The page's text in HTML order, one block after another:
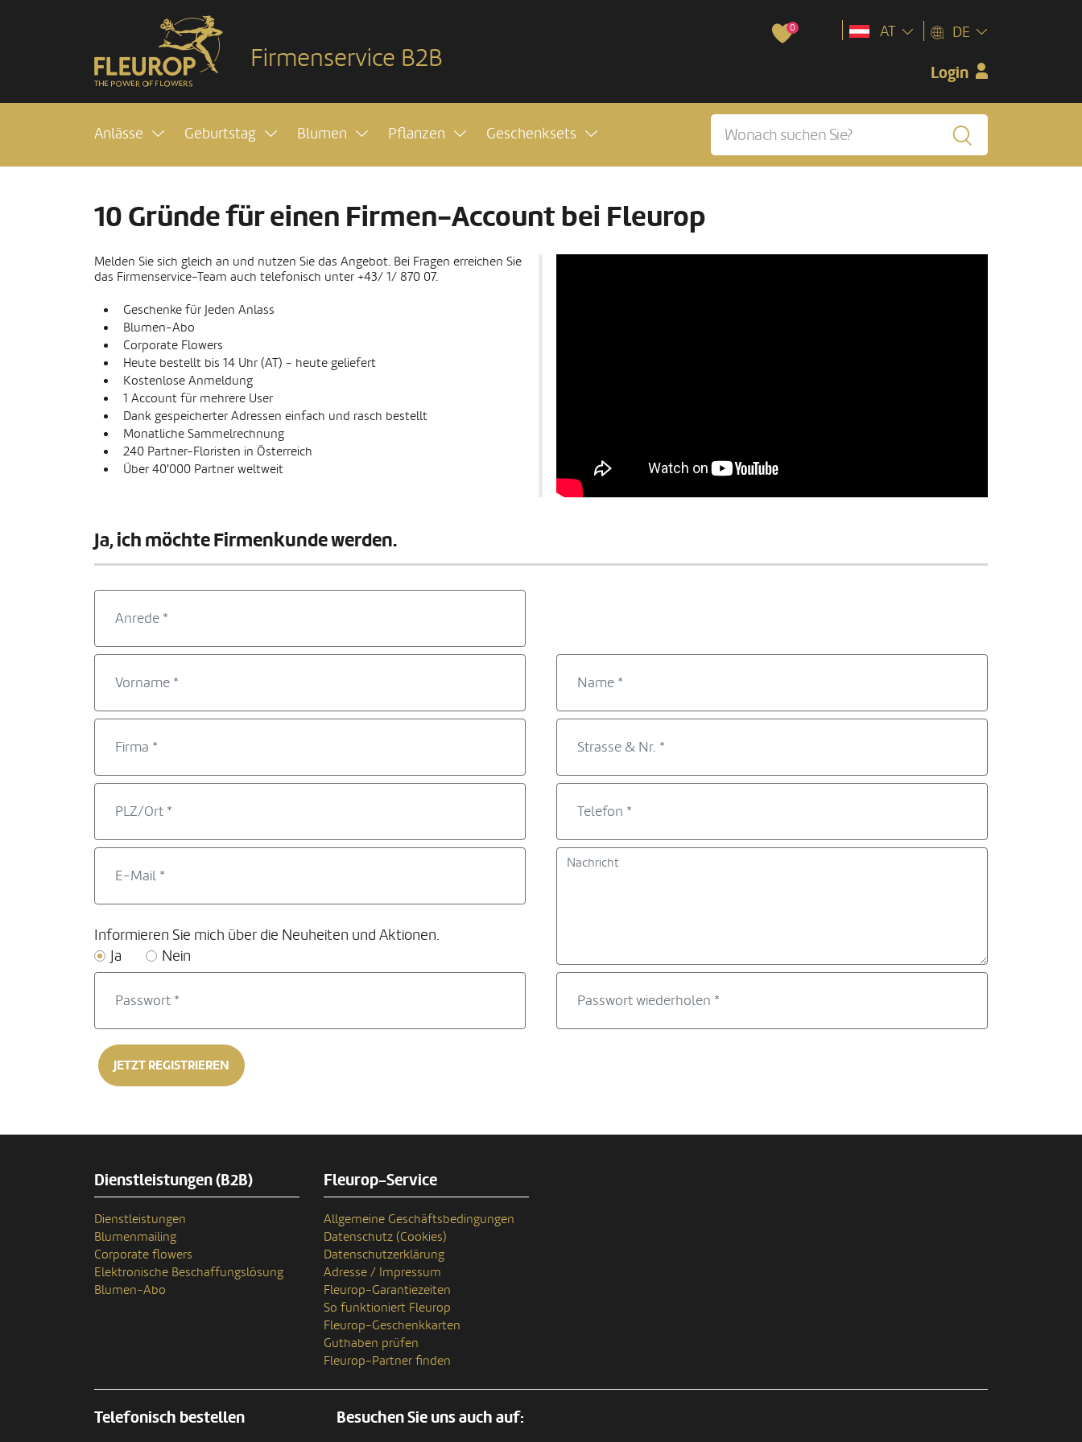
Firmenservice B2B
0
Login
AT DE
Anlässe Geburtstag Blumen Pflanzen Geschenksets
10 Gründe für einen Firmen-Account bei Fleurop
Melden Sie sich gleich an und nutzen Sie das Angebot. Bei Fragen erreichen Sie
das Firmenservice-Team auch telefonisch unter +43/ 1/ 870 07.
Geschenke für Jeden Anlass
Blumen-Abo
Corporate Flowers
Heute bestellt bis 14 Uhr (AT) - heute geliefert
Kostenlose Anmeldung
1 Account für mehrere User
Dank gespeicherter Adressen einfach und rasch bestellt
Monatliche Sammelrechnung
240 Partner-Floristen in Österreich
Über 40'000 Partner weltweit
Ja, ich möchte Firmenkunde werden.
Informieren Sie mich über die Neuheiten und Aktionen.
Ja
Nein
Dienstleistungen (B2B)
Dienstleistungen
Blumenmailing
Corporate flowers
Elektronische Beschaffungslösung
Blumen-Abo
Fleurop-Service
Allgemeine Geschäftsbedingungen
Datenschutz (Cookies)
Datenschutzerklärung
Adresse / Impressum
Fleurop-Garantiezeiten
So funktioniert Fleurop
Fleurop-Geschenkkarten
Guthaben prüfen
Fleurop-Partner finden
Telefonisch bestellen Besuchen Sie uns auch auf: